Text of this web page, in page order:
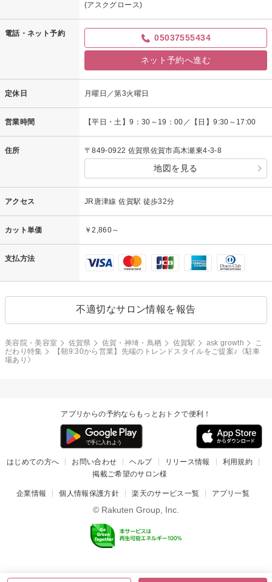
(アスクグロース)
電話・ネット予約 05037555434
ネット予約へ進む
定休日 月曜日／第3火曜日
営業時間 【平日・土】9：30～19：00／【日】9:30～17:00
住所 〒849-0922 佐賀県佐賀市高木瀬東4-3-8
地図を見る
アクセス JR唐津線 佐賀駅 徒歩32分
カット単価 ￥2,860～
支払方法
不適切なサロン情報を報告
美容院・美容室 佐賀県 佐賀・神埼・鳥栖 佐賀駅 ask growth
こ
だわり特集
【朝9:30から営業】先端のトレンドスタイルをご提案♪《駐車
場あり》
アプリからの予約ならもっとおトクで便利！
はじめての方へ お問い合わせ ヘルプ リリース情報
利用規約
掲載ご希望のサロン様
企業情報 個人情報保護方針 楽天のサービス一覧 アプリ一覧
© Rakuten Group, Inc.